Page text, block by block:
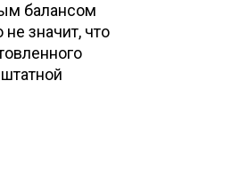
балансом
значит, что